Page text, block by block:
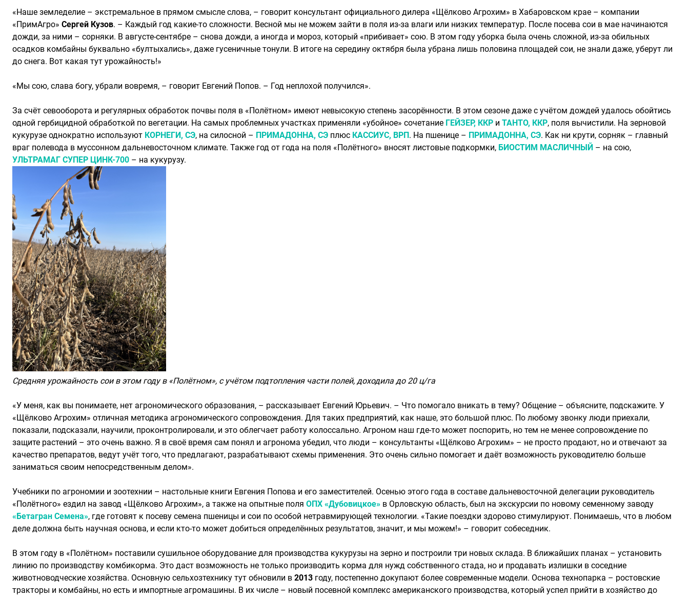
«Наше земледелие – экстремальное в прямом смысле слова, – говорит консультант официального дилера «Щёлково Агрохим» в Хабаровском крае – компании
«ПримАгро» Сергей Кузов. – Каждый год какие-то сложности. Весной мы не можем зайти в поля из-за влаги или низких температур. После посева сои в мае начинаются
дожди, за ними – сорняки. В августе-сентябре – снова дожди, а иногда и мороз, который «прибивает» сою. В этом году уборка была очень сложной, из-за обильных
осадков комбайны буквально «бултыхались», даже гусеничные тонули. В итоге на середину октября была убрана лишь половина площадей сои, не знали даже, уберут ли
до снега. Вот какая тут урожайность!»
«Мы сою, слава богу, убрали вовремя, – говорит Евгений Попов. – Год неплохой получился».
За счёт севооборота и регулярных обработок почвы поля в «Полётном» имеют невысокую степень засорённости. В этом сезоне даже с учётом дождей удалось обойтись
одной гербицидной обработкой по вегетации. На самых проблемных участках применяли «убойное» сочетание ГЕЙЗЕР, ККР и ТАНТО, ККР, поля вычистили. На зерновой
кукурузе однократно используют КОРНЕГИ, СЭ, на силосной – ПРИМАДОННА, СЭ плюс КАССИУС, ВРП. На пшенице – ПРИМАДОННА, СЭ. Как ни крути, сорняк – главный
враг полевода в муссонном дальневосточном климате. Также год от года на поля «Полётного» вносят листовые подкормки, БИОСТИМ МАСЛИЧНЫЙ – на сою,
УЛЬТРАМАГ СУПЕР ЦИНК-700 – на кукурузу.
Средняя урожайность сои в этом году в «Полётном», с учётом подтопления части полей, доходила до 20 ц/га
«У меня, как вы понимаете, нет агрономического образования, – рассказывает Евгений Юрьевич. – Что помогало вникать в тему? Общение – объясните, подскажите. У
«Щёлково Агрохим» отличная методика агрономического сопровождения. Для таких предприятий, как наше, это большой плюс. По любому звонку люди приехали,
показали, подсказали, научили, проконтролировали, и это облегчает работу колоссально. Агроном наш где-то может поспорить, но тем не менее сопровождение по
защите растений – это очень важно. Я в своё время сам понял и агронома убедил, что люди – консультанты «Щёлково Агрохим» – не просто продают, но и отвечают за
качество препаратов, ведут учёт того, что предлагают, разрабатывают схемы применения. Это очень сильно помогает и даёт возможность руководителю больше
заниматься своим непосредственным делом».
Учебники по агрономии и зоотехнии – настольные книги Евгения Попова и его заместителей. Осенью этого года в составе дальневосточной делегации руководитель
«Полётного» ездил на завод «Щёлково Агрохим», а также на опытные поля ОПХ «Дубовицкое» в Орловскую область, был на экскурсии по новому семенному заводу
«Бетагран Семена», где готовят к посеву семена пшеницы и сои по особой нетравмирующей технологии. «Такие поездки здорово стимулируют. Понимаешь, что в любом
деле должна быть научная основа, и если кто-то может добиться определённых результатов, значит, и мы можем!» – говорит собеседник.
В этом году в «Полётном» поставили сушильное оборудование для производства кукурузы на зерно и построили три новых склада. В ближайших планах – установить
линию по производству комбикорма. Это даст возможность не только производить корма для нужд собственного стада, но и продавать излишки в соседние
животноводческие хозяйства. Основную сельхозтехнику тут обновили в 2013 году, постепенно докупают более современные модели. Основа технопарка – ростовские
тракторы и комбайны, но есть и импортные агромашины. В их числе – новый посевной комплекс американского производства, который успел прийти в хозяйство до